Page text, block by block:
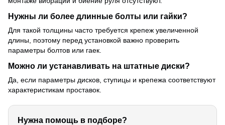
Нужны ли более длинные болты или гайки?
Для такой толщины часто требуется крепеж увеличенной
длины, поэтому перед установкой важно проверить
параметры болтов или гаек.
Можно ли устанавливать на штатные диски?
Да, если параметры дисков, ступицы и крепежа соответствуют
характеристикам проставок.
Нужна помощь в подборе?